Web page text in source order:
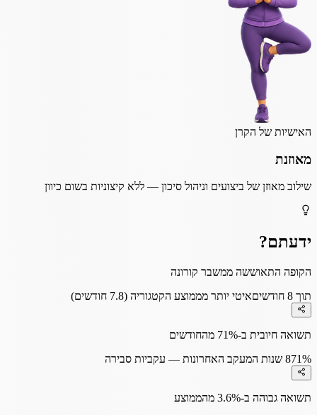
האישיות של הקרן
מאוזנת
שילוב מאוזן של ביצועים וניהול סיכון — ללא קיצוניות בשום כיוון
ידעתם?
הקופה התאוששה ממשבר קורונה
תוך 8 חודשים
איטי יותר מממוצע הקטגוריה (7.8 חודשים)
תשואה חיובית ב-71% מהחודשים
71%8 שנות המעקב האחרונות — עקביות סבירה
תשואה גבוהה ב-3.6% מהממוצע